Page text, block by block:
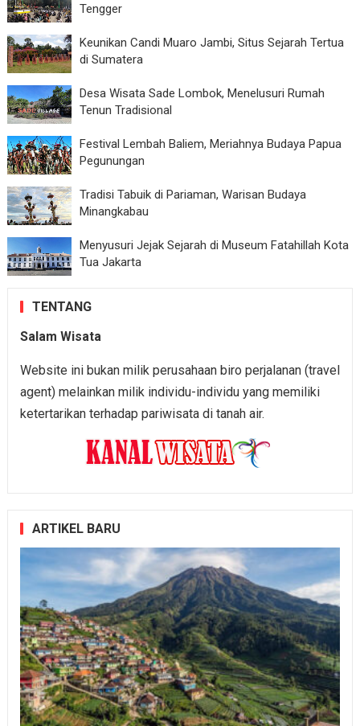
Tengger
Keunikan Candi Muaro Jambi, Situs Sejarah Tertua
di Sumatera
Desa Wisata Sade Lombok, Menelusuri Rumah
Tenun Tradisional
Festival Lembah Baliem, Meriahnya Budaya Papua
Pegunungan
Tradisi Tabuik di Pariaman, Warisan Budaya
Minangkabau
Menyusuri Jejak Sejarah di Museum Fatahillah Kota
Tua Jakarta
TENTANG
Salam Wisata
Website ini bukan milik perusahaan biro perjalanan (travel
agent) melainkan milik individu-individu yang memiliki
ketertarikan terhadap pariwisata di tanah air.
ARTIKEL BARU